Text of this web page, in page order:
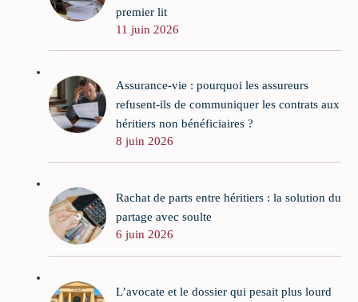
premier lit
11 juin 2026
Assurance-vie : pourquoi les assureurs
refusent-ils de communiquer les contrats aux
héritiers non bénéficiaires ?
8 juin 2026
Rachat de parts entre héritiers : la solution du
partage avec soulte
6 juin 2026
L’avocate et le dossier qui pesait plus lourd